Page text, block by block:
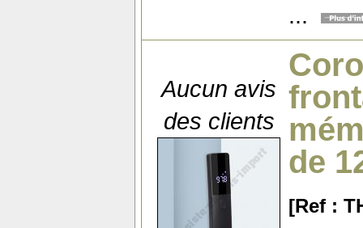
...
Aucun avis
des clients
de
[Ref :